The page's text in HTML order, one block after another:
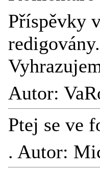
Příspěvky
redigovány.
Autor:
Ptej se ve
. Autor: